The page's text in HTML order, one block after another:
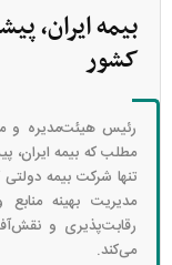
بیمه ایران،
کشور
​​​​​​​رئیس هیئت‌مدیره و
مطلب که بیمه ایران،
تنها شرکت بیمه دولتی
مدیریت بهینه
رقابت‌پذیری و
می‌کند.